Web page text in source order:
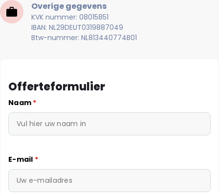
Overige gegevens
KVK nummer: 08015851
IBAN: NL29DEUT0319887049
Btw-nummer: NL813440774B01
Offerteformulier
Naam *
E-mail *